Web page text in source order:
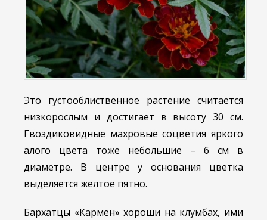
Это густооблиственное растение считается
низкорослым и достигает в высоту 30 см.
Гвоздиковидные махровые соцветия яркого
алого цвета тоже небольшие – 6 см в
диаметре. В центре у основания цветка
выделяется желтое пятно.
Бархатцы «Кармен» хороши на клумбах, ими